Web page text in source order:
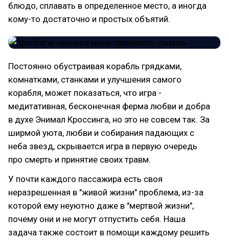
блюдо, сплавать в определенное место, а иногда
кому-то достаточно и простых объятий.
Постоянно обустраивая корабль грядками,
комнатками, станками и улучшения самого
корабля, может показаться, что игра -
медитативная, бесконечная ферма любви и добра
в духе Энимал Кроссинга, но это не совсем так. За
ширмой уюта, любви и собирания падающих с
неба звезд, скрывается игра в первую очередь
про смерть и принятие своих травм.
У почти каждого пассажира есть своя
неразрешенная в "живой жизни" проблема, из-за
которой ему неуютно даже в "мертвой жизни",
почему они и не могут отпустить себя. Наша
задача также состоит в помощи каждому решить